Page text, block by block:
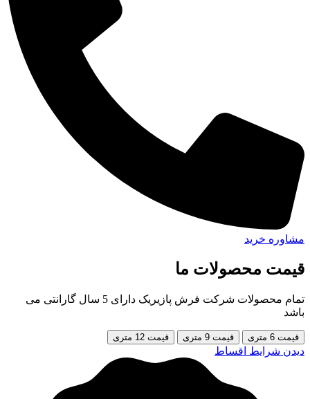
مشاوره خرید
قیمت محصولات ما
تمام محصولات شرکت فرش پازیریک دارای 5 سال گارانتی می
باشد
قیمت 6 متری قیمت 9 متری قیمت 12 متری
دیدن شرایط اقساط